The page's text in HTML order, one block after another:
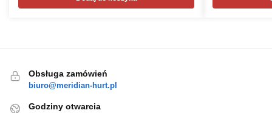
Obsługa zamówień
biuro@meridian-hurt.pl
Godziny otwarcia